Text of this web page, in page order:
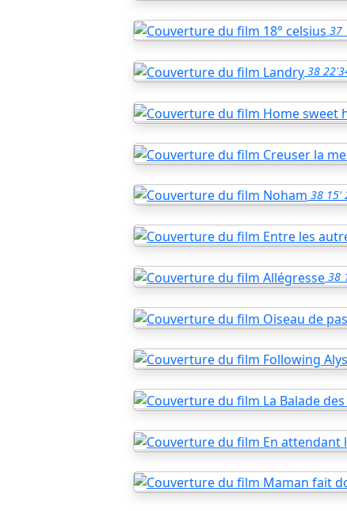
37
38
38 15'
38